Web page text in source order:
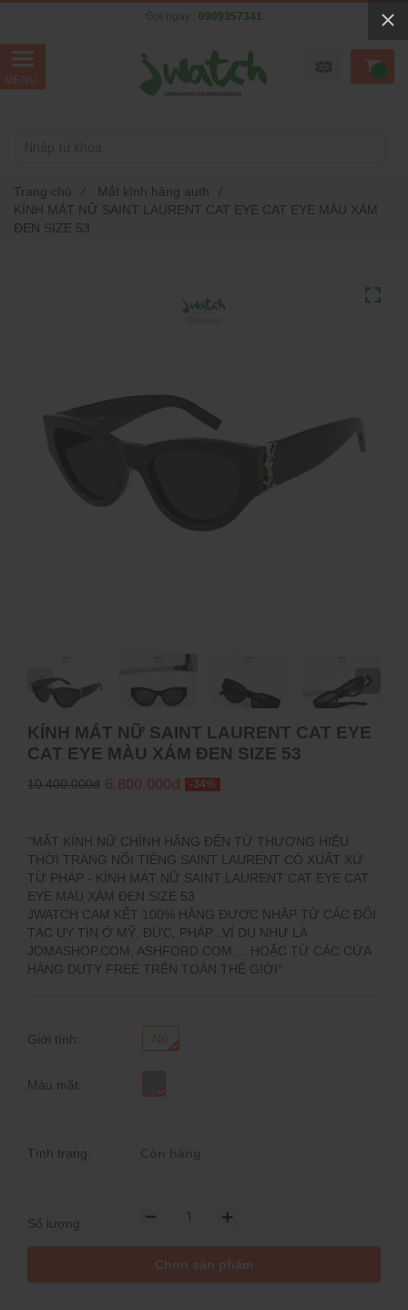
KÍNH MÁT NỮ SAINT LAURENT CAT EYE
CAT EYE MÀU XÁM ĐEN SIZE 53
10.400.000đ 6.800.000đ -34%
"MẮT KÍNH NỮ CHÍNH HÃNG ĐẾN TỪ THƯƠNG HIỆU
THỜI TRANG NỔI TIẾNG SAINT LAURENT CÓ XUẤT XỨ
TỪ PHÁP - KÍNH MÁT NỮ SAINT LAURENT CAT EYE CAT
EYE MÀU XÁM ĐEN SIZE 53
JWATCH CAM KẾT 100% HÀNG ĐƯỢC NHẬP TỪ CÁC ĐỐI
TÁC UY TÍN Ở MỸ, ĐỨC, PHÁP...VÍ DỤ NHƯ LÀ
JOMASHOP.COM, ASHFORD.COM,... HOẶC TỪ CÁC CỬA
HÀNG DUTY FREE TRÊN TOÀN THẾ GIỚI"
Giới tính: Nữ
Màu mặt:
Tình trạng:
Số lượng:
Chọn sản phẩm
Trang chủ / Mắt kính hàng auth
/
KÍNH MÁT NỮ SAINT LAURENT CAT EYE CAT EYE MÀU XÁM
ĐEN SIZE 53
Gọi ngay : 0909357341